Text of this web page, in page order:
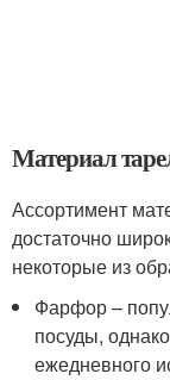
Материал
Ассортимент
достаточно
некоторые из
Фарфор –
посуды,
ежедневного